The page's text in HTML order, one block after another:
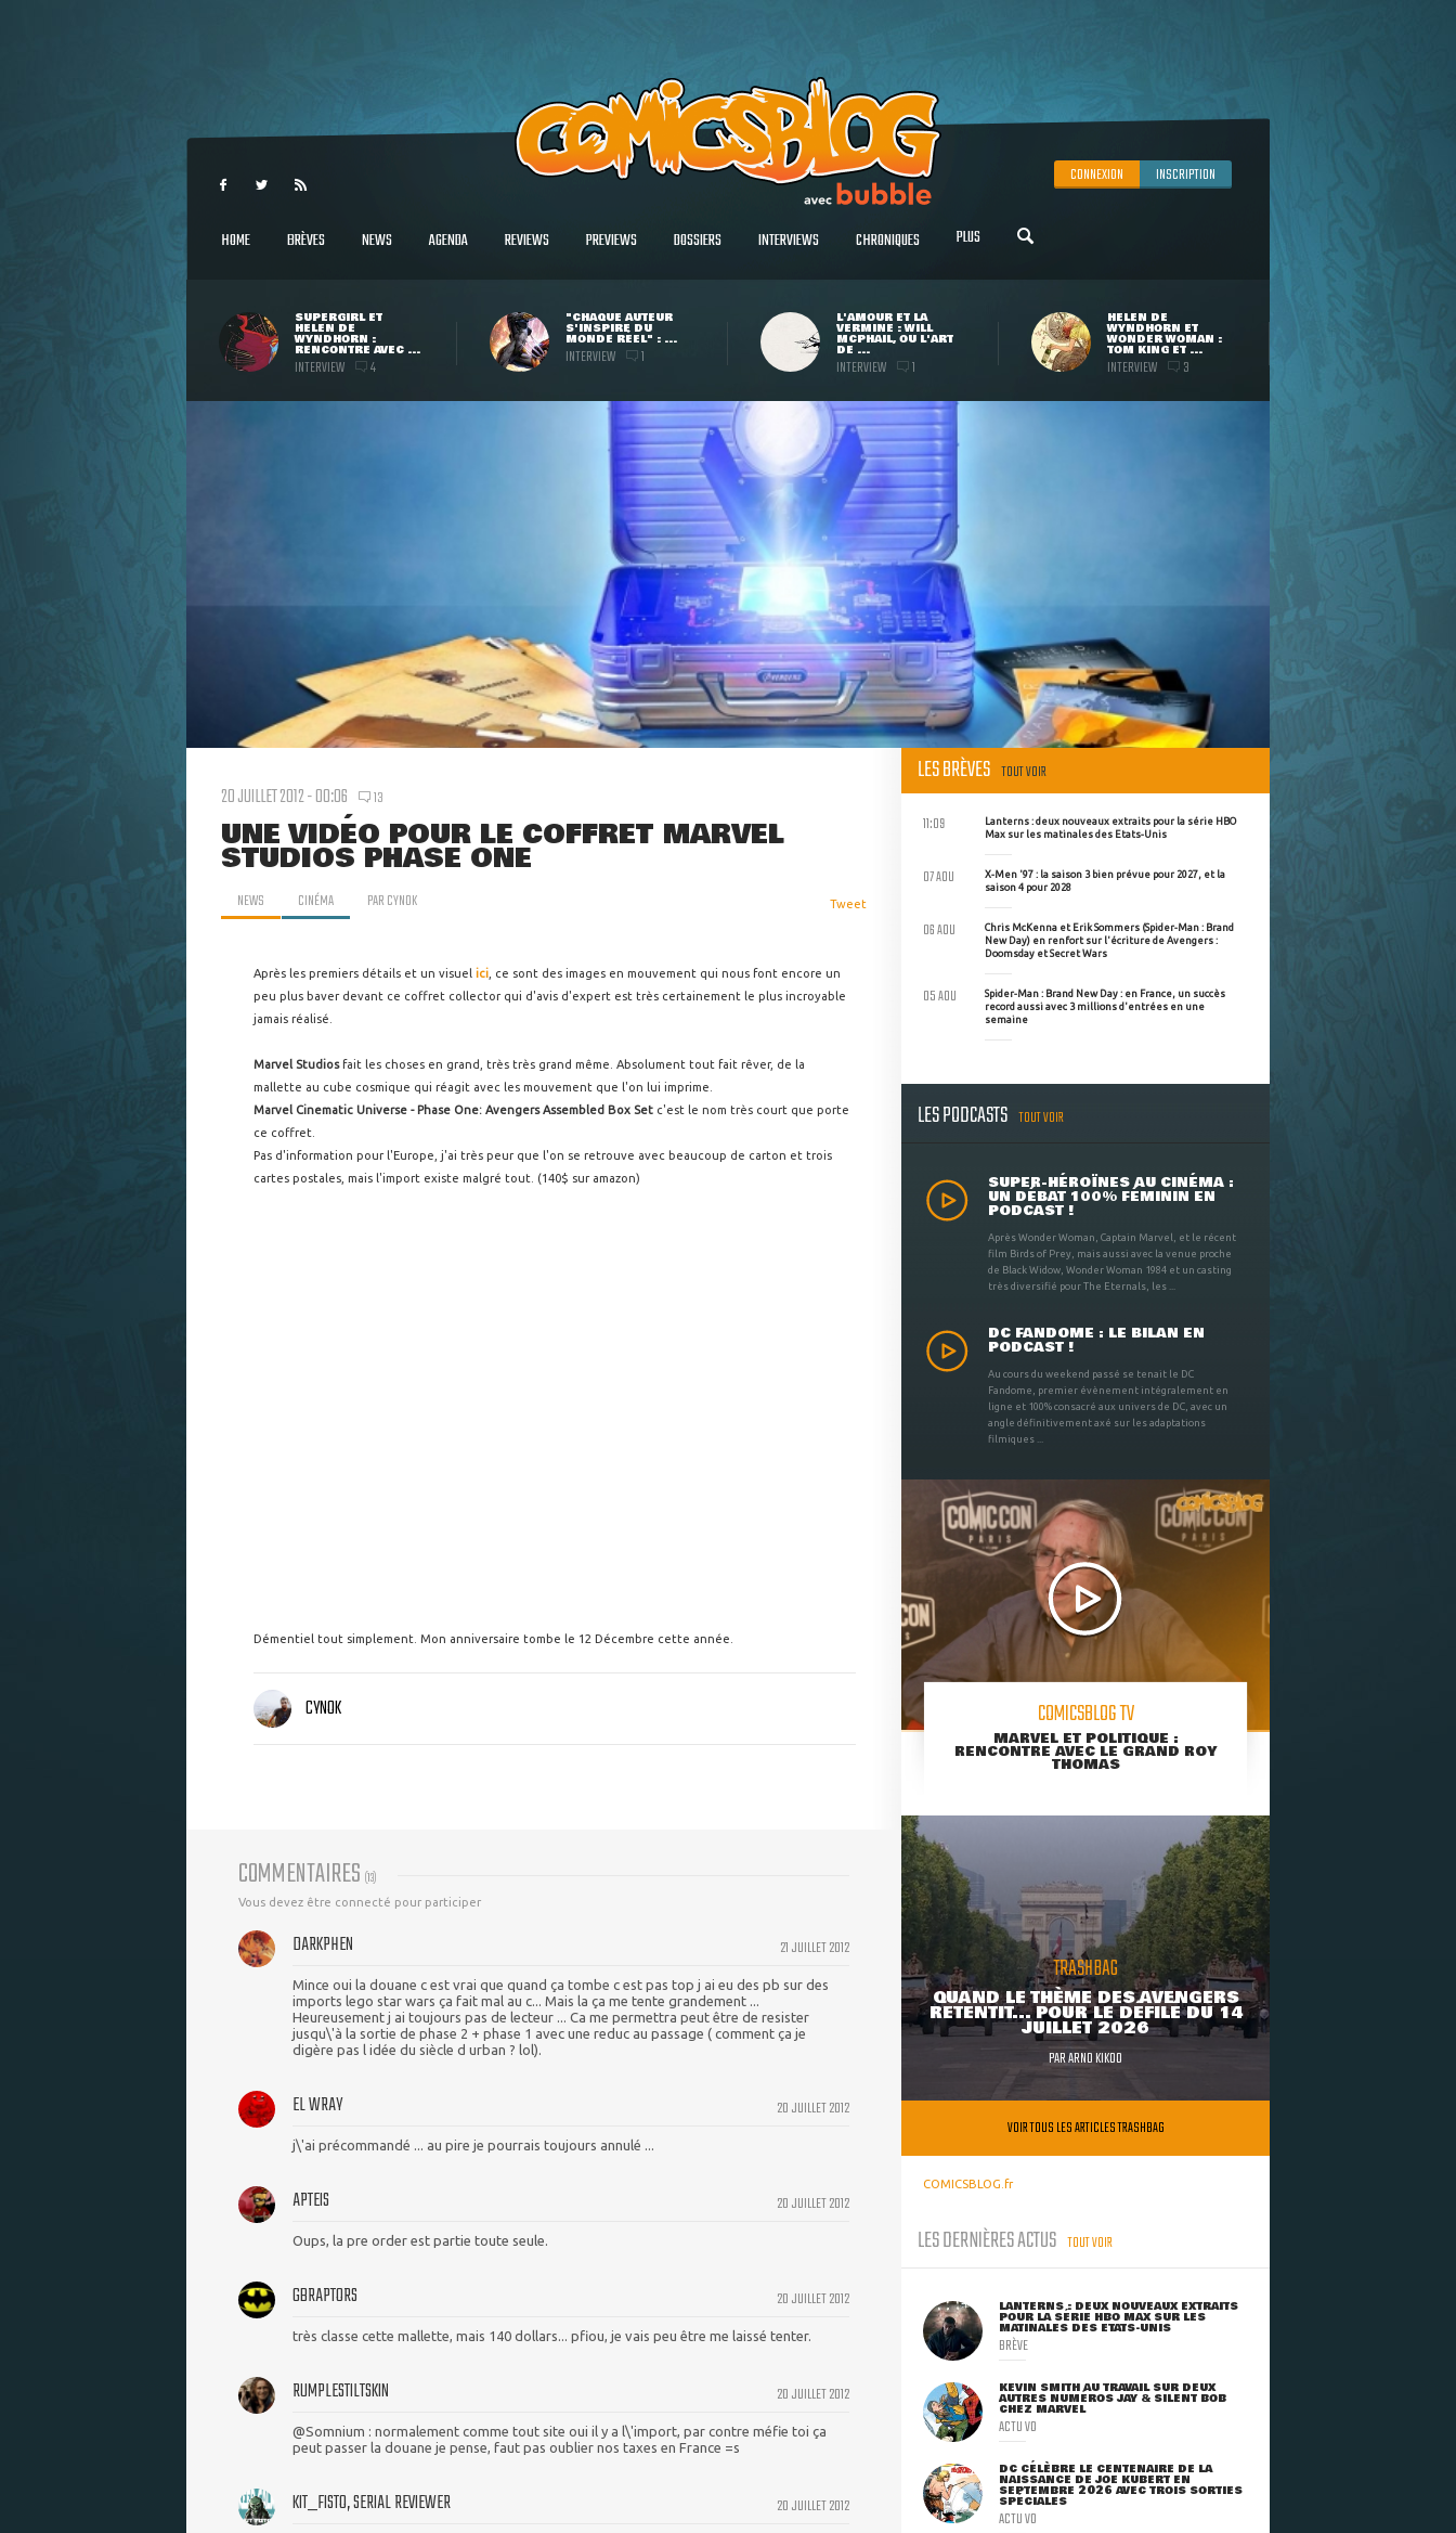
CONNEXION INSCRIPTION
HOME BRÈVES NEWS AGENDA REVIEWS PREVIEWS DOSSIERS INTERVIEWS CHRONIQUES PLUS
SUPERGIRL ET
HELEN DE
WYNDHORN :
RENCONTRE AVEC ...
INTERVIEW 4
"CHAQUE AUTEUR
S'INSPIRE DU
MONDE RÉEL" : ...
INTERVIEW 1
L'AMOUR ET LA
VERMINE : WILL
MCPHAIL, OU L'ART
DE ...
INTERVIEW 1
HELEN DE
WYNDHORN ET
WONDER WOMAN :
TOM KING ET ...
INTERVIEW 3
20 JUILLET 2012 - 00:06 13
UNE VIDÉO POUR LE COFFRET MARVEL
STUDIOS PHASE ONE
NEWS CINÉMA PARCYNOK Tweet
Après les premiers détails et un visuel ici , ce sont des images en mouvement qui nous font encore un
peu plus baver devant ce coffret collector qui d'avis d'expert est très certainement le plus incroyable
jamais réalisé.
Marvel Studiosfait les choses en grand, très très grand même. Absolument tout fait rêver, de la
mallette au cube cosmique qui réagit avec les mouvement que l'on lui imprime.
Marvel Cinematic Universe - Phase One: Avengers Assembled Box Set c'est le nom très court que porte
ce coffret.
Pas d'information pour l'Europe, j'ai très peur que l'on se retrouve avec beaucoup de carton et trois
cartes postales, mais l'import existe malgré tout. (140$ sur amazon)
Démentiel tout simplement. Mon anniversaire tombe le 12 Décembre cette année.
CYNOK
COMMENTAIRES (13)
Vous devez être connecté pour participer
21 JUILLET 2012
DARKPHEN
Mince oui la douane c est vrai que quand ça tombe c est pas top j ai eu des pb sur des
imports lego star wars ça fait mal au c... Mais la ça me tente grandement ...
Heureusement j ai toujours pas de lecteur ... Ca me permettra peut être de resister
jusqu\'à la sortie de phase 2 + phase 1 avec une reduc au passage ( comment ça je
digère pas l idée du siècle d urban ? lol).
20 JUILLET 2012
EL WRAY
j\'ai précommandé ... au pire je pourrais toujours annulé ...
20 JUILLET 2012
APTEIS
Oups, la pre order est partie toute seule.
20 JUILLET 2012
GBRAPTORS
très classe cette mallette, mais 140 dollars... pfiou, je vais peu être me laissé tenter.
20 JUILLET 2012
RUMPLESTILTSKIN
@Somnium : normalement comme tout site oui il y a l\'import, par contre méfie toi ça
peut passer la douane je pense, faut pas oublier nos taxes en France =s
20 JUILLET 2012
KIT_FISTO, SERIAL REVIEWER
LES BRÈVES TOUT VOIR
Lanterns : deux nouveaux extraits pour la série HBO
Max sur les matinales des Etats-Unis
11:09
X-Men '97 : la saison 3 bien prévue pour 2027, et la
saison 4 pour 2028
07 AOU
Chris McKenna et Erik Sommers (Spider-Man : Brand
New Day) en renfort sur l'écriture de Avengers :
Doomsday et Secret Wars
06 AOU
Spider-Man : Brand New Day : en France, un succès
record aussi avec 3 millions d'entrées en une
semaine
05 AOU
LES PODCASTS TOUT VOIR
SUPER-HÉROÏNES AU CINÉMA :
UN DÉBAT 100% FÉMININ EN
PODCAST !
Après Wonder Woman, Captain Marvel, et le récent
film Birds of Prey, mais aussi avec la venue proche
de Black Widow, Wonder Woman 1984 et un casting
très diversifié pour The Eternals, les ...
DC FANDOME : LE BILAN EN
PODCAST !
Au cours du weekend passé se tenait le DC
Fandome, premier évènement intégralement en
ligne et 100% consacré aux univers de DC, avec un
angle définitivement axé sur les adaptations
filmiques ...
COMICSBLOG TV
MARVEL ET POLITIQUE :
RENCONTRE AVEC LE GRAND ROY
THOMAS
TRASHBAG
QUAND LE THÈME DES AVENGERS
RETENTIT... POUR LE DÉFILÉ DU 14
JUILLET 2026
PARARNO KIKOO
VOIR TOUS LES ARTICLES TRASHBAG
COMICSBLOG.fr
LES DERNIÈRES ACTUS TOUT VOIR
LANTERNS : DEUX NOUVEAUX EXTRAITS
POUR LA SÉRIE HBO MAX SUR LES
MATINALES DES ETATS-UNIS
BRÈVE
KEVIN SMITH AU TRAVAIL SUR DEUX
AUTRES NUMÉROS JAY & SILENT BOB
CHEZ MARVEL
ACTU VO
DC CÉLÈBRE LE CENTENAIRE DE LA
NAISSANCE DE JOE KUBERT EN
SEPTEMBRE 2026 AVEC TROIS SORTIES
SPÉCIALES
ACTU VO